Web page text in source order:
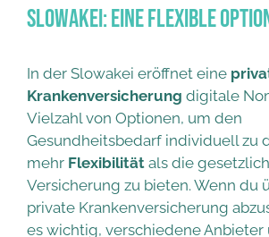
Slowakei: Eine flexible
In der Slowakei eröffnet eine
Krankenversicherung digitale
Vielzahl von Optionen, um den
Gesundheitsbedarf individuell zu
mehr Flexibilität als die
Versicherung zu bieten. Wenn du
private Krankenversicherung
es wichtig, verschiedene